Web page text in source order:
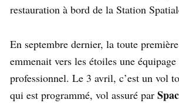
restauration à bord de la Station
En septembre dernier, la toute
emmenait vers les étoiles une équipage
professionnel. Le 3 avril, c’est un vol
qui est programmé, vol assuré par